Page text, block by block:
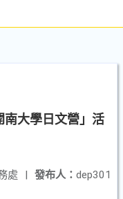
南大學日文營」活
發布人： dep301
處 |